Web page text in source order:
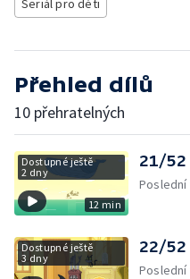
Seriál pro děti
Přehled dílů
10 přehratelných
Dostupné ještě
2 dny
12 min
21/52
Dostupné ještě
3 dny
22/52